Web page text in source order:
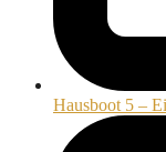
Hausboot 5 –